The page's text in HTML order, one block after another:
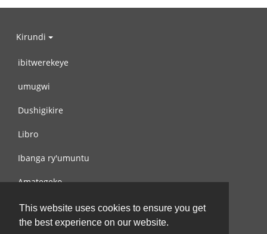
This website uses cookies to ensure you get
the best experience on our website.
Kirundi
ibitwerekeye
umugwi
Dushigikire
Libro
Ibanga ry'umuntu
Amategeko
Turondere